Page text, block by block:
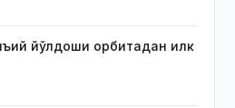
йўлдоши орбитадан илк